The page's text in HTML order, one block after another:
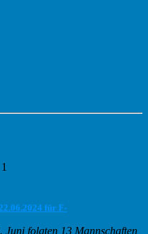
1
für F-
Juni folgten 13 Mannschaften